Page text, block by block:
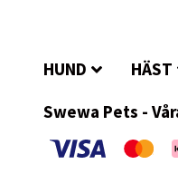
HUND HÄST
Swewa Pets -